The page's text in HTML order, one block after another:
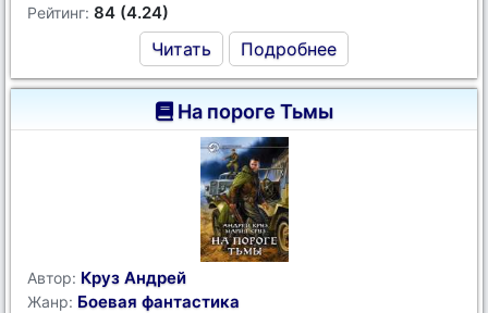
Рейтинг: 84 (4.24)
Читать Подробнее
На пороге Тьмы
Автор: Круз Андрей
Жанр: Боевая фантастика